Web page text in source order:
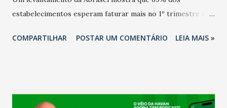
estabelecimentos esperam faturar mais no 1º trimestre de
relação ao último trimestre deste ano, 56% também
confraternizações de fim de ano e pelo pagamento do 13º
COMPARTILHAR POSTAR UM COMENTÁRIO LEIA MAIS »